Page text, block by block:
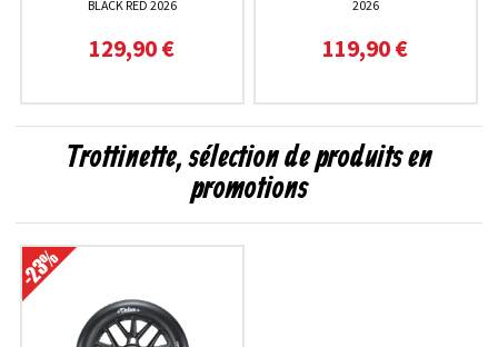
BLACK RED 2026
129,90 €
2026
119,90 €
Trottinette, sélection de produits en
promotions